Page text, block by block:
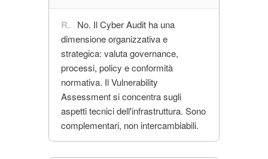
No. Il Cyber Audit ha una
dimensione organizzativa e
strategica: valuta governance,
processi, policy e conformità
normativa. Il Vulnerability
Assessment si concentra sugli
aspetti tecnici dell'infrastruttura. Sono
complementari, non intercambiabili.